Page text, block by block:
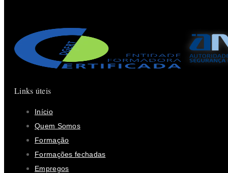
Links úteis
Início
Quem Somos
Formação
Formações fechadas
Empregos